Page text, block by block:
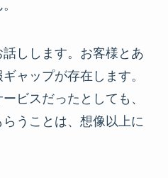
しします。お客様とあ
ャップが存在します。
ビスだったとしても、
うことは、想像以上に